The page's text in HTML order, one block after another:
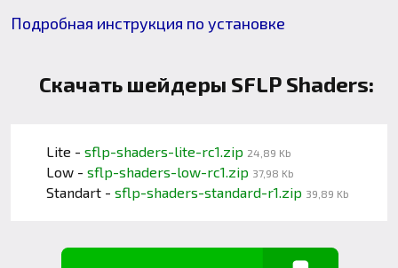
Подробная инструкция по установке
Скачать шейдеры SFLP Shaders:
Lite - sflp-shaders-lite-rc1.zip 24,89 Kb
Low - sflp-shaders-low-rc1.zip 37,98 Kb
Standart - sflp-shaders-standard-r1.zip 39,89 Kb